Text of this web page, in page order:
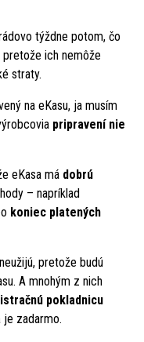
týždne potom, čo
ich nemôže
straty.
na eKasu, ja musím
pripravení nie
eKasa má dobrú
– napríklad
koniec platených
pretože budú
A mnohým z nich
pokladnicu
je zadarmo.